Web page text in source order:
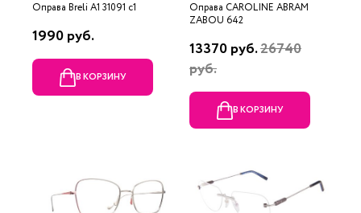
Оправа Breli A1 31091 c1
1990 руб.
В КОРЗИНУ
Оправа CAROLINE ABRAM
ZABOU 642
13370 руб.26740
руб.
В КОРЗИНУ